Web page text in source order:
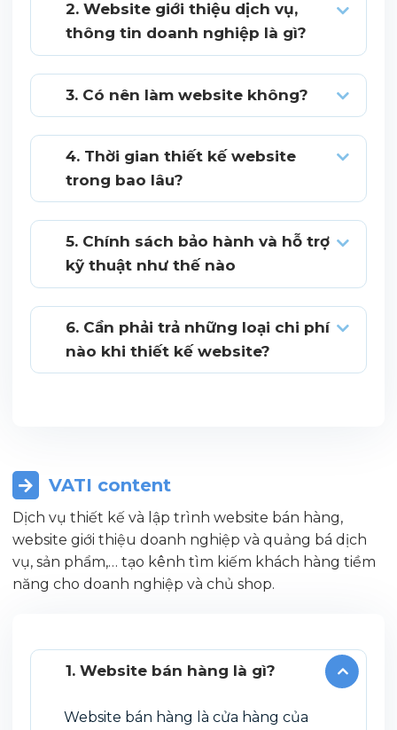
2. Website giới thiệu dịch vụ,
thông tin doanh nghiệp là gì?
3. Có nên làm website không?
4. Thời gian thiết kế website
trong bao lâu?
5. Chính sách bảo hành và hỗ trợ
kỹ thuật như thế nào
6. Cần phải trả những loại chi phí
nào khi thiết kế website?
VATI content
Dịch vụ thiết kế và lập trình website bán hàng,
website giới thiệu doanh nghiệp và quảng bá dịch
vụ, sản phẩm,… tạo kênh tìm kiếm khách hàng tiềm
năng cho doanh nghiệp và chủ shop.
1. Website bán hàng là gì?
Website bán hàng là cửa hàng của